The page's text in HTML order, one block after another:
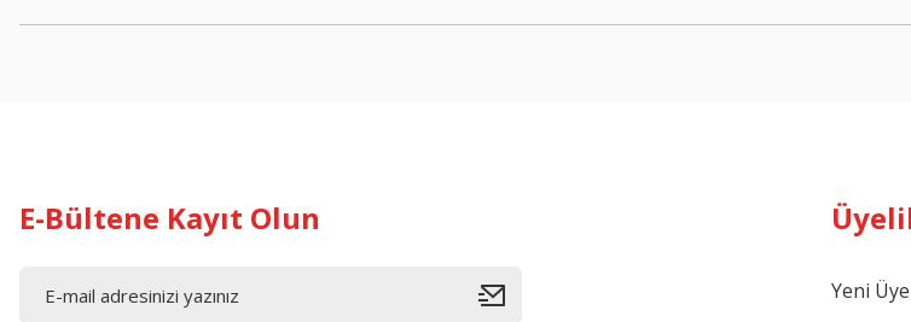
Ürün fiyatı diğer sitelerden daha pahalı.
Gönder
E-Bültene Kayıt Olun
Yeni